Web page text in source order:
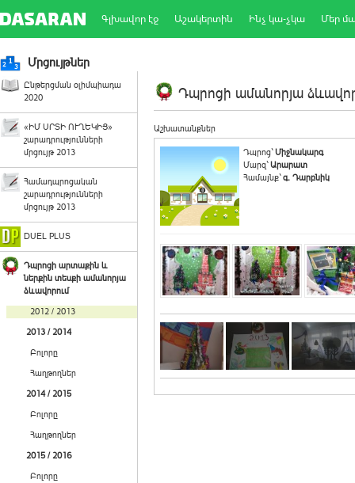
Գլխավոր էջ Աշակերտին Ինչ կա-չկա Մեր
Մրցույթներ
Ընթերցման օլիմպիադա
2020
«ԻՄ ՍՐՏԻ ՈՒՂԵԿԻՑ»
շարադրությունների
մրցույթ 2013
Համադպրոցական
շարադրությունների
մրցույթ 2013
DUEL PLUS
Դպրոցի արտաքին և
ներքին տեսքի ամանորյա
ձևավորում
2012 / 2013
2013 / 2014
Բոլորը
Հաղթողներ
2014 / 2015
Բոլորը
Հաղթողներ
2015 / 2016
Բոլորը
Դպրոցի ամանորյա
Աշխատանքներ
Դպրոց`Միջնակարգ
Մարզ`Արարատ
Համայնք`գ. Դարբնիկ